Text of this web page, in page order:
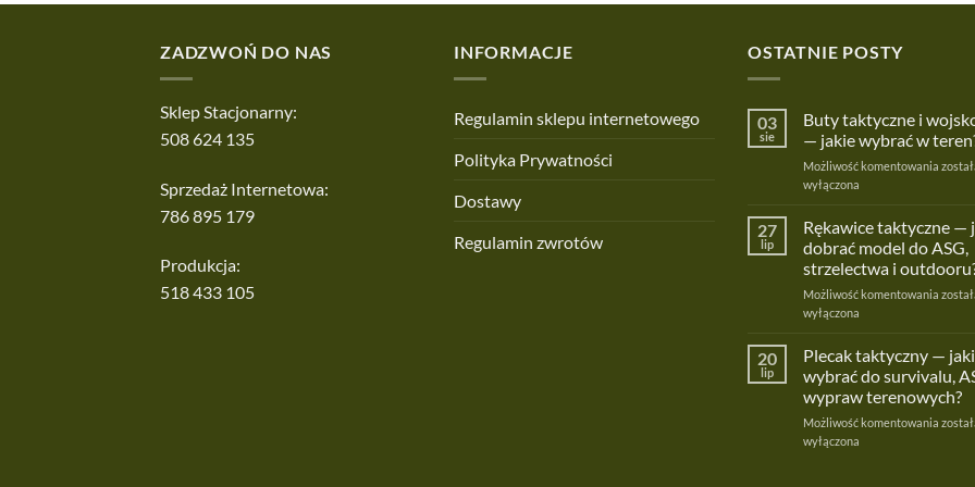
ZADZWOŃ DO NAS
Sklep Stacjonarny:
508 624 135
Sprzedaż Internetowa:
786 895 179
Produkcja:
518 433 105
INFORMACJE
Regulamin sklepu internetowego
Polityka Prywatności
Dostawy
Regulamin zwrotów
OSTATNIE POSTY
03
sie
Buty taktyczne i
— jakie wybrać w
Możliwość komentowania Buty
—
jakie
wybrać
w
wyłączona
27
lip
Rękawice taktyczne —
dobrać model do ASG,
strzelectwa i
Możliwość komentowania
jak
dobrać
model
do
ASG,
wyłączona
20
lip
Plecak taktyczny — jaki
wybrać do survivalu,
wypraw terenowych?
Możliwość komentowania Plecak
wyłączona